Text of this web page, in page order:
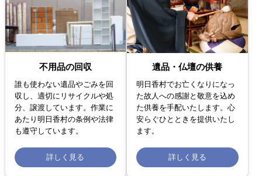
不用品の回収
誰も使わない遺品やごみを回
収し、適切にリサイクルや処
分、譲渡しています。作業に
あたり明日香村の条例や法律
も遵守しています。
詳しく見る
遺品・仏壇の供養
明日香村でお亡くなりになっ
た故人への感謝と敬意を込め
た供養を手配いたします。心
安らぐひとときを提供いたし
ます。
詳しく見る